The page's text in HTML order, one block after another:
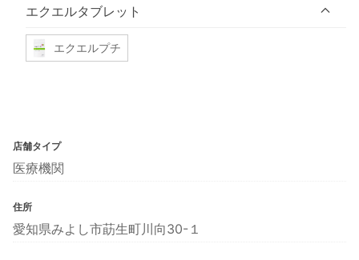
エクエルタブレット
エクエルプチ
店舗タイプ
医療機関
住所
愛知県みよし市莇生町川向30-１